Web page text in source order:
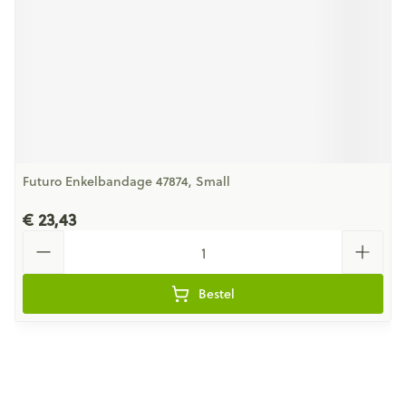
Futuro Enkelbandage 47874, Small
€ 23,43
Bestel